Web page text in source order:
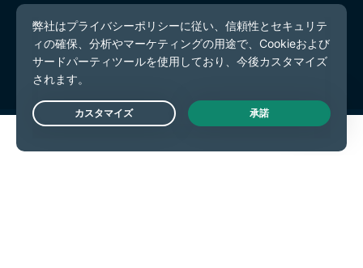
プライバシーポリシー
利用規約
Cookieの設定
Live Chat